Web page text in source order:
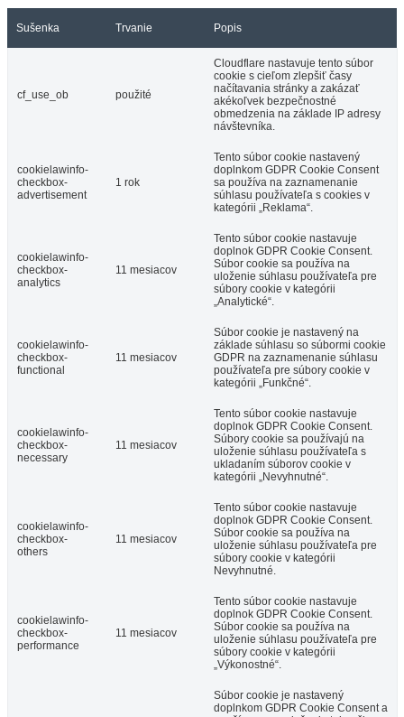
Sušenka Trvanie Popis
cf_use_ob použité
Cloudflare nastavuje tento súbor
cookie s cieľom zlepšiť časy
načítavania stránky a zakázať
akékoľvek bezpečnostné
obmedzenia na základe IP adresy
návštevníka.
cookielawinfo-
checkbox-
advertisement
1 rok
Tento súbor cookie nastavený
doplnkom GDPR Cookie Consent
sa používa na zaznamenanie
súhlasu používateľa s cookies v
kategórii „Reklama“.
cookielawinfo-
checkbox-
analytics
11 mesiacov
Tento súbor cookie nastavuje
doplnok GDPR Cookie Consent.
Súbor cookie sa používa na
uloženie súhlasu používateľa pre
súbory cookie v kategórii
„Analytické“.
cookielawinfo-
checkbox-
functional
11 mesiacov
Súbor cookie je nastavený na
základe súhlasu so súbormi cookie
GDPR na zaznamenanie súhlasu
používateľa pre súbory cookie v
kategórii „Funkčné“.
cookielawinfo-
checkbox-
necessary
11 mesiacov
Tento súbor cookie nastavuje
doplnok GDPR Cookie Consent.
Súbory cookie sa používajú na
uloženie súhlasu používateľa s
ukladaním súborov cookie v
kategórii „Nevyhnutné“.
cookielawinfo-
checkbox-
others
11 mesiacov
Tento súbor cookie nastavuje
doplnok GDPR Cookie Consent.
Súbor cookie sa používa na
uloženie súhlasu používateľa pre
súbory cookie v kategórii
Nevyhnutné.
cookielawinfo-
checkbox-
performance
11 mesiacov
Tento súbor cookie nastavuje
doplnok GDPR Cookie Consent.
Súbor cookie sa používa na
uloženie súhlasu používateľa pre
súbory cookie v kategórii
„Výkonostné“.
Súbor cookie je nastavený
doplnkom GDPR Cookie Consent a